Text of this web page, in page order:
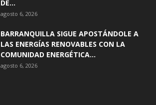
DE...
agosto 6, 2026
BARRANQUILLA SIGUE APOSTÁNDOLE A
LAS ENERGÍAS RENOVABLES CON LA
COMUNIDAD ENERGÉTICA...
agosto 6, 2026